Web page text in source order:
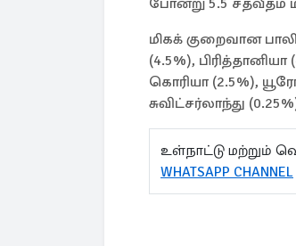
போன்று 5.5 சதவீதம்
மிகக் குறைவான
(4.5%),
கொரியா (2.5%),
சுவிட்சர்லாந்து
உள்நாட்டு மற்றும்
WHATSAPP CHANNEL